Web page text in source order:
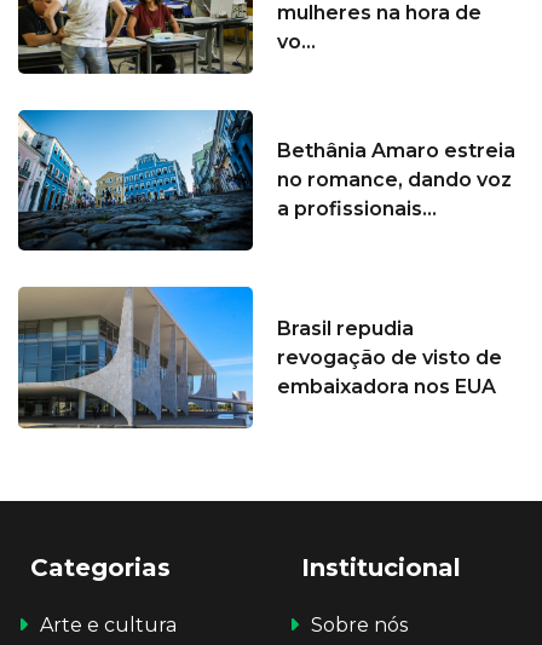
mulheres na hora de
vo...
Bethânia Amaro estreia
no romance, dando voz
a profissionais...
Brasil repudia
revogação de visto de
embaixadora nos EUA
Categorias
Arte e cultura
Institucional
Sobre nós